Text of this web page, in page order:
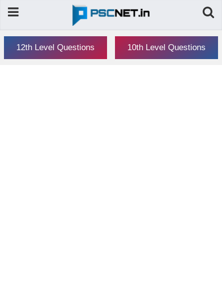
12th Level Questions 10th Level Questions